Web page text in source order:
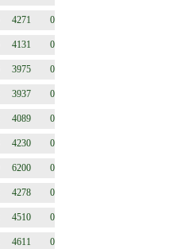
4271 0
4131 0
3975 0
3937 0
4089 0
4230 0
6200 0
4278 0
4510 0
4611 0